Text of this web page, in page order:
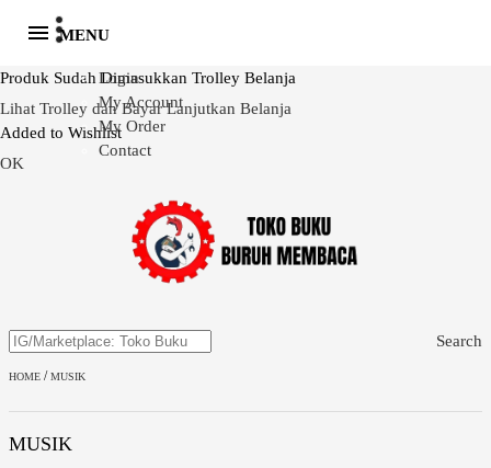
Produk Sudah Dimasukkan Trolley Belanja
Lihat Trolley dan Bayar Lanjutkan Belanja
Added to Wishlist
OK
MENU
Login
My Account
My Order
Contact
Search
HOME /MUSIK
MUSIK